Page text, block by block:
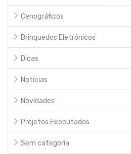
Cenográficos
Brinquedos Eletrônicos
Dicas
Notícias
Novidades
Projetos Executados
Sem categoria